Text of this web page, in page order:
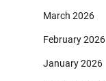
March 2026
February 2026
January 2026